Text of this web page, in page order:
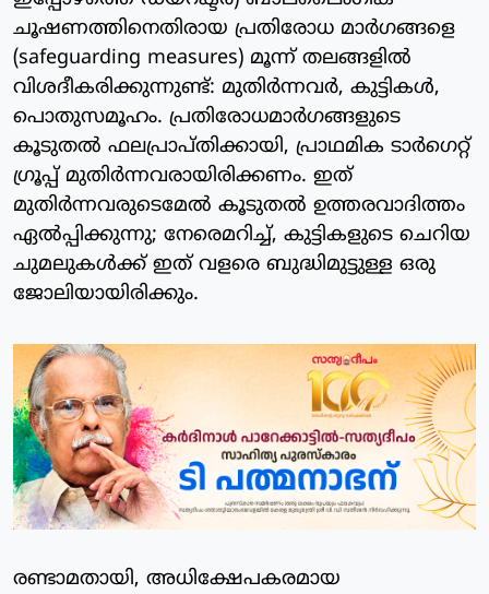
ചൂഷണത്തിനെതിരായ പ്രതിരോധ മാര്‍ഗങ്ങളെ
(safeguarding measures) മൂന്ന് തലങ്ങളില്‍
വിശദീകരിക്കുന്നുണ്ട്: മുതിര്‍ന്നവര്‍, കുട്ടികള്‍,
പൊതുസമൂഹം. പ്രതിരോധമാര്‍ഗങ്ങളുടെ
കൂടുതല്‍ ഫലപ്രാപ്തിക്കായി, പ്രാഥമിക ടാര്‍ഗെറ്റ്
ഗ്രൂപ്പ് മുതിര്‍ന്നവരായിരിക്കണം. ഇത്
മുതിര്‍ന്നവരുടെമേല്‍ കൂടുതല്‍ ഉത്തരവാദിത്തം
ഏല്‍പ്പിക്കുന്നു; നേരെമറിച്ച്, കുട്ടികളുടെ ചെറിയ
ചുമലുകള്‍ക്ക് ഇത് വളരെ ബുദ്ധിമുട്ടുള്ള ഒരു
ജോലിയായിരിക്കും.
രണ്ടാമതായി, അധിക്ഷേപകരമായ